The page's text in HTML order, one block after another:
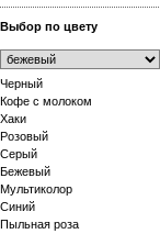
Выбор по цвету
Черный
Кофе с молоком
Хаки
Розовый
Серый
Бежевый
Мультиколор
Синий
Пыльная роза